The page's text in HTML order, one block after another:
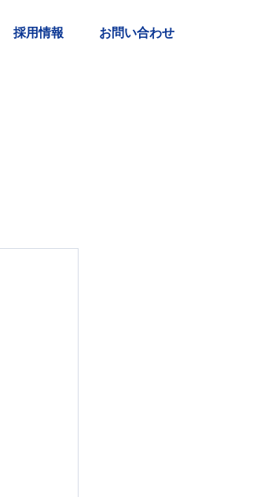
採用情報 お問い合わせ